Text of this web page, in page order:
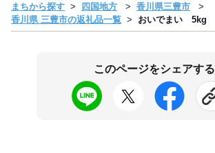
まちから探す 四国地方
香川県三豊市
香川県 三豊市の返礼品一覧
おいでまい 5kg
このページをシェアする